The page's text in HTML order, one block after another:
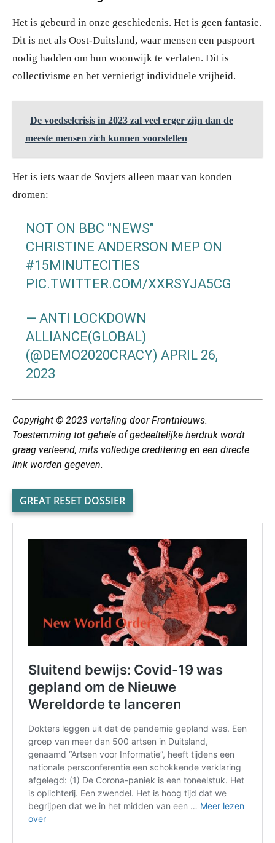
Het is gebeurd in onze geschiedenis. Het is geen fantasie.
Dit is net als Oost-Duitsland, waar mensen een paspoort
nodig hadden om hun woonwijk te verlaten. Dit is
collectivisme en het vernietigt individuele vrijheid.
De voedselcrisis in 2023 zal veel erger zijn dan de
meeste mensen zich kunnen voorstellen
Het is iets waar de Sovjets alleen maar van konden
dromen:
NOT ON BBC "NEWS"
CHRISTINE ANDERSON MEP ON
#15MINUTECITIES
PIC.TWITTER.COM/XXRSYJA5CG
— ANTI LOCKDOWN
ALLIANCE(GLOBAL)
(@DEMO2020CRACY) APRIL 26,
2023
Copyright © 2023 vertaling door Frontnieuws.
Toestemming tot gehele of gedeeltelijke herdruk wordt
graag verleend, mits volledige creditering en een directe
link worden gegeven.
GREAT RESET DOSSIER